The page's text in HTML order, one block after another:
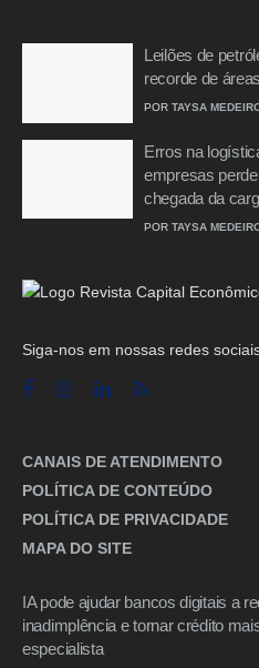
Leilões de
recorde de
POR TAYSA
Erros na
empresas
chegada da
POR TAYSA
Siga-nos em nossas redes
CANAIS DE ATENDIMENTO
POLÍTICA DE CONTEÚDO
POLÍTICA DE PRIVACIDADE
MAPA DO SITE
IA pode ajudar bancos digitais a
inadimplência e tornar crédito
especialista